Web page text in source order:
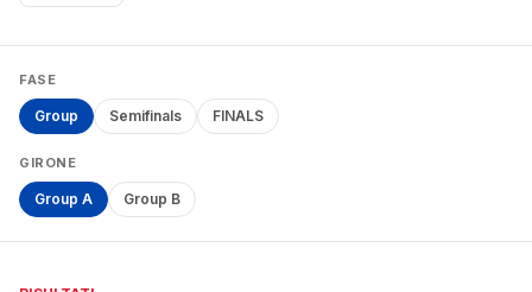
FASE
Group Semifinals FINALS
GIRONE
Group A Group B